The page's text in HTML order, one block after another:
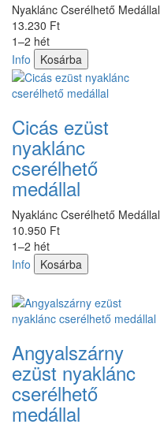
Nyaklánc Cserélhető Medállal
13.230 Ft
1–2 hét
Info
Kosárba
Cicás ezüst
nyaklánc
cserélhető
medállal
Nyaklánc Cserélhető Medállal
10.950 Ft
1–2 hét
Info
Kosárba
Angyalszárny
ezüst nyaklánc
cserélhető
medállal